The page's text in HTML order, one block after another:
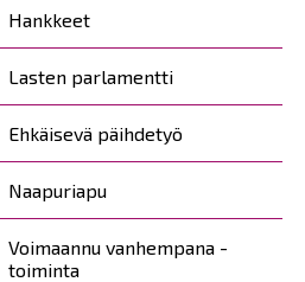
Hankkeet
Lasten parlamentti
Ehkäisevä päihdetyö
Naapuriapu
Voimaannu vanhempana -
toiminta